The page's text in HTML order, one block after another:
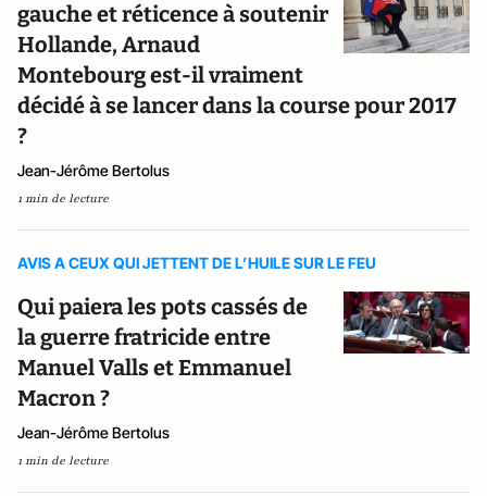
gauche et réticence à soutenir
Hollande, Arnaud
Montebourg est-il vraiment
décidé à se lancer dans la course pour 2017
?
Jean-Jérôme Bertolus
1 min de lecture
AVIS A CEUX QUI JETTENT DE L’HUILE SUR LE FEU
Qui paiera les pots cassés de
la guerre fratricide entre
Manuel Valls et Emmanuel
Macron ?
Jean-Jérôme Bertolus
1 min de lecture